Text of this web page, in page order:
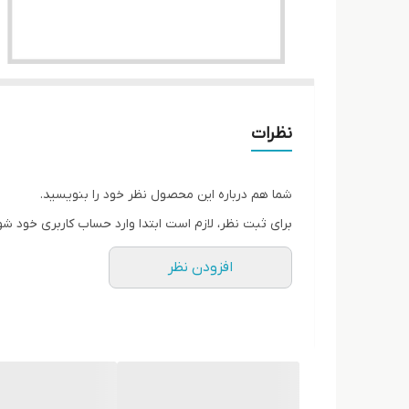
نظرات
شما هم درباره این محصول نظر خود را بنویسید.
برای ثبت نظر، لازم است ابتدا وارد حساب کاربری خود
افزودن نظر